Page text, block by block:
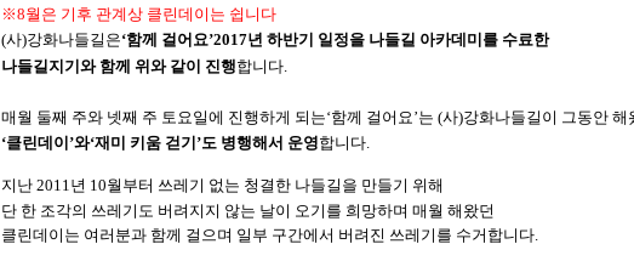
※8월은 기후 관계상 클린데이는 쉽니다
(사)강화나들길은‘함께 걸어요’2017년 하반기 일정을 나들길 아카데미를 수료한
나들길지기와 함께 위와 같이 진행합니다.
매월 둘째 주와 넷째 주 토요일에 진행하게 되는‘함께 걸어요’는 (사)강화나들길이 그동안 해
‘클린데이’와‘재미 키움 걷기’도 병행해서 운영합니다.
지난 2011년 10월부터 쓰레기 없는 청결한 나들길을 만들기 위해
단 한 조각의 쓰레기도 버려지지 않는 날이 오기를 희망하며 매 월 해왔던
클린데이는 여러분과 함께 걸으며 일부 구간에서 버려진 쓰레기를 수거합니다.